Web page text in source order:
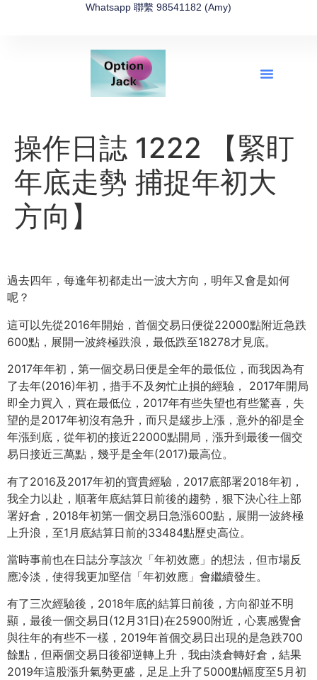
Whatsapp 聯繫 98541182 (Amy)
操作日誌 1222 【緊盯
年底走勢 捕捉年初大
方向】
過去四年，每逢年初都走出一波大方向，明年又會是如何
呢？
這可以先從2016年開始，首個交易日便從22000點附近急跌
600點，展開一波終極跌浪，最低跌至18278才見底。
2017年年初，第一個交易日便是全年的最低位，而我因為有
了去年(2016)年初，措手不及匆忙止損的經驗， 2017年開局
即全力買入，買在最低位，2017年有些失望也有些驚喜，失
望的是2017年初沒有急升，而只是緩步上漲，意外的卻是全
年漲到底，從年初的接近22000點開局，漲升到最後一個交
易日接近三萬點，幾乎是全年(2017)最高位。
有了2016及2017年初的寶貴經驗，2017底部署2018年初，
我全力以赴，順著年底結算日前後的趨勢，狠下決心往上部
署好倉，2018年初第一個交易日急漲600點，展開一波終極
上升浪，至1月底結算日前的33484點歷史高位。
當時事前也在日誌分享該次「年初效應」的想法，但市場反
應冷淡，使得我更加堅信「年初效應」會繼續發生。
有了三次經驗後，2018年底的結算日前後，方向卻並不明
顯，最後一個交易日(12月31日)在25900附近，心裏感覺會
與往年的有些不一樣，2019年首個交易日出現的是急跌700
餘點，但兩個交易日後卻逆轉上升，我由淡倉轉好倉，結果
2019年這股漲升氣勢更盛，足足上升了5000點幅度至5月初